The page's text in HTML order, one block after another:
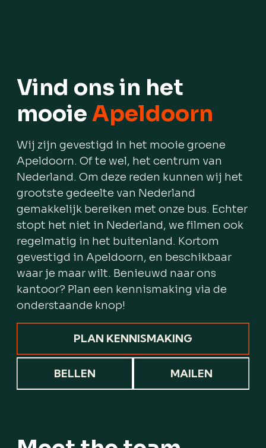
Vind ons in het
mooieApeldoorn
Wij zijn gevestigd in het mooie groene
Apeldoorn. Of te wel, het centrum van
Nederland. Om deze reden kunnen wij het
grootste gedeelte van Nederland
gemakkelijk bereiken met onze bus. Echter
stopt het niet in Nederland, we filmen ook
regelmatig in het buitenland. Kortom
gevestigd in Apeldoorn, en beschikbaar
waar je maar wilt. Benieuwd naar ons
kantoor? Plan een kennismaking via de
onderstaande knop!
PLAN KENNISMAKING
BELLEN MAILEN